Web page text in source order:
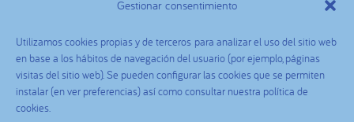
Gestionar consentimiento
Utilizamos cookies propias y de terceros para analizar el uso del sitio web
en base a los hábitos de navegación del usuario (por ejemplo, páginas
visitas del sitio web). Se pueden configurar las cookies que se permiten
instalar (en ver preferencias) así como consultar nuestra política de
cookies.
Nutribén Panamá (bajo la razón social Laboratorios
Alter S.A.) Copyright © 2025. Todos los derechos
reservados.